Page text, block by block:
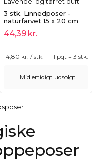
3 stk. Linnedposer -
naturfarvet 15 x 20 cm
44,39 kr.
14,80 kr. / stk. 1 pqt = 3 stk.
Midlertidigt udsolgt